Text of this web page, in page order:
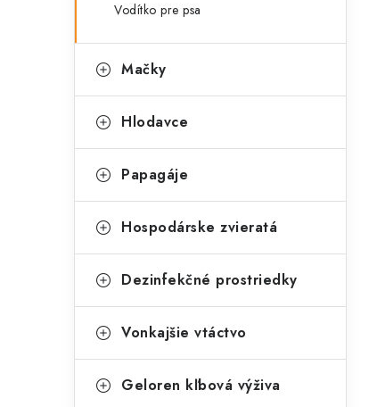
Vodítko pre psa
Mačky
Hlodavce
Papagáje
Hospodárske zvieratá
Dezinfekčné prostriedky
Vonkajšie vtáctvo
Geloren kľbová výživa